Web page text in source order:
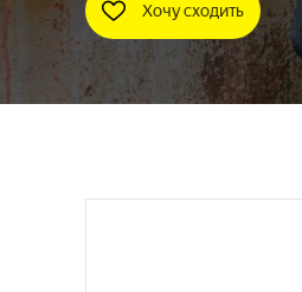
Хочу сходить